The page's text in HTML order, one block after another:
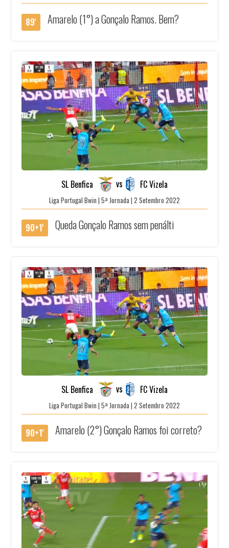
89' Amarelo (1°) a Gonçalo Ramos. Bem?
Créditos | BenficaTv
SL Benfica vs FC Vizela
Liga Portugal Bwin | 5ª Jornada | 2 Setembro 2022
90+1' Queda Gonçalo Ramos sem penálti
Créditos | BenficaTv
SL Benfica vs FC Vizela
Liga Portugal Bwin | 5ª Jornada | 2 Setembro 2022
90+1' Amarelo (2°) Gonçalo Ramos foi correto?